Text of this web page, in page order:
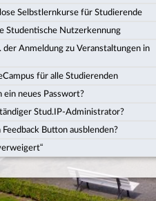
Selbstlernkurse für Studierende
Studentische Nutzerkennung
der Anmeldung zu Veranstaltungen in
für alle Studierenden
ein neues Passwort?
Stud.IP-Administrator?
Button ausblenden?